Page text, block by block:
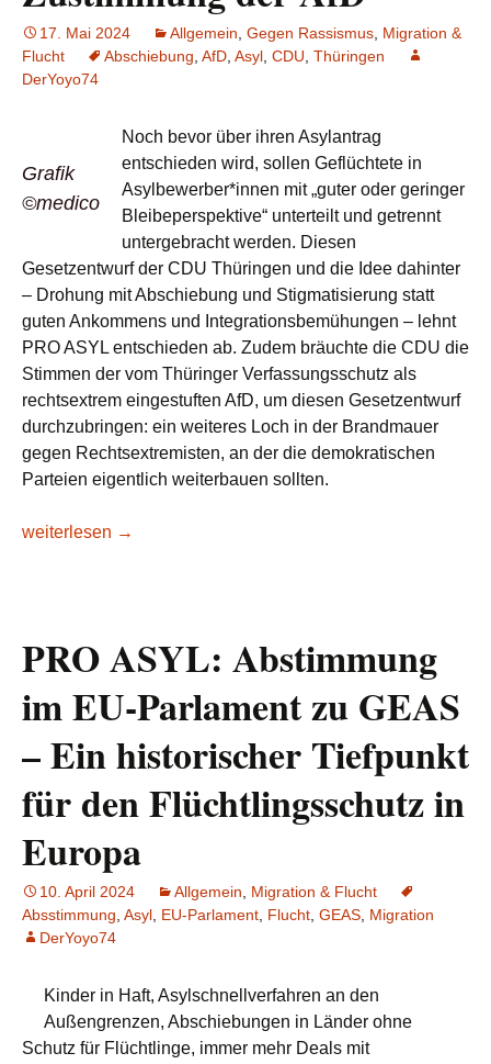
17. Mai 2024 Allgemein Gegen Rassismus Migration &
Flucht
Abschiebung AfD Asyl CDU Thüringen
DerYoyo74
Grafik
©medico
Noch bevor über ihren Asylantrag
entschieden wird, sollen Geflüchtete in
Asylbewerber*innen mit „guter oder geringer
Bleibeperspektive“ unterteilt und getrennt
untergebracht werden. Diesen
Gesetzentwurf der CDU Thüringen und die Idee dahinter
– Drohung mit Abschiebung und Stigmatisierung statt
guten Ankommens und Integrationsbemühungen – lehnt
PRO ASYL entschieden ab. Zudem bräuchte die CDU die
Stimmen der vom Thüringer Verfassungsschutz als
rechtsextrem eingestuften AfD, um diesen Gesetzentwurf
durchzubringen: ein weiteres Loch in der Brandmauer
gegen Rechtsextremisten, an der die demokratischen
Parteien eigentlich weiterbauen sollten.
PRO ASYL kritisiert: CDU Thüringen setzt bei
weiterlesen →
PRO ASYL: Abstimmung
im EU-Parlament zu GEAS
– Ein historischer Tiefpunkt
für den Flüchtlingsschutz in
Europa
10. April 2024 Allgemein
Migration & Flucht
Absstimmung Asyl EU-Parlament Flucht GEAS Migration
DerYoyo74
Kinder in Haft, Asylschnellverfahren an den
Außengrenzen, Abschiebungen in Länder ohne
Schutz für Flüchtlinge, immer mehr Deals mit